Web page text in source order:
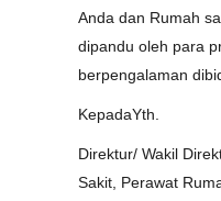
Anda dan Rumah
dipandu oleh para
berpengalaman
KepadaYth.
Direktur/ Wakil
Sakit, Perawat